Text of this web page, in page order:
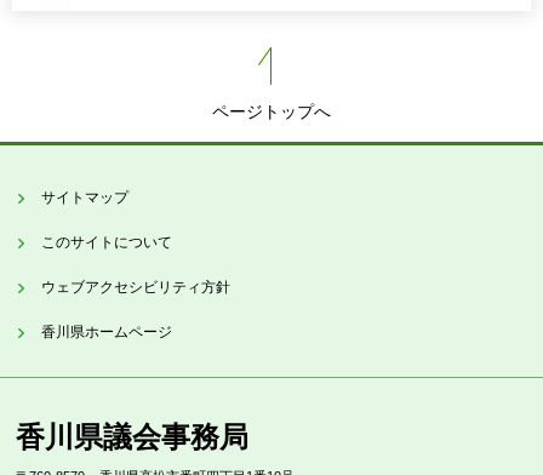
ページトップへ
サイトマップ
このサイトについて
ウェブアクセシビリティ方針
香川県ホームページ
香川県議会事務局